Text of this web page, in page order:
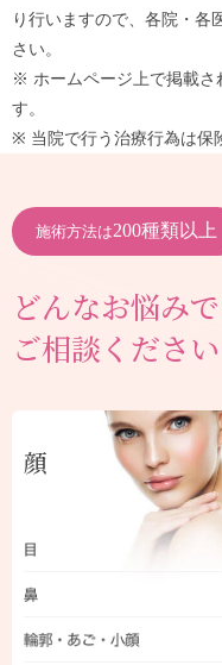
り行いますので、各院・各
さい。
※ ホームページ上で掲載さ
す。
※ 当院で行う治療行為は保
施術方法は200種類以上
どんなお悩み
ご相談ください
顔